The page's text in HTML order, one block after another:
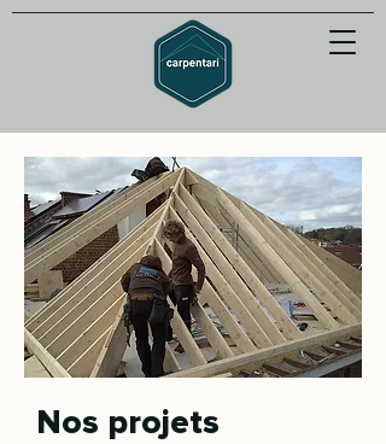
Nos projets